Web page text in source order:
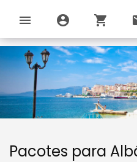
menu account_circle shopping_cart
Pacotes para